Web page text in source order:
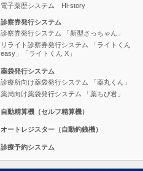
電子薬歴システム Hi-story
診察券発行システム
診察券発行システム 「新型さっちゃん」
リライト診察券発行システム 「ライトくん
easy」「ライトくん X」
薬袋発行システム
診療所向け薬袋発行システム 「薬丸くん」
薬局向け薬袋発行システム 「薬ちび君」
自動精算機（セルフ精算機）
オートレジスター（自動釣銭機）
診療予約システム